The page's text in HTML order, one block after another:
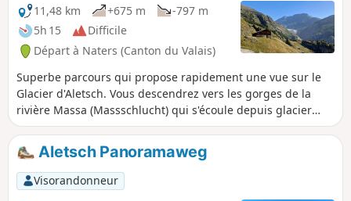
11,48 km
+675 m
-797 m
5h 15
Difficile
Départ à Naters (Canton du Valais)
Superbe parcours qui propose rapidement une vue sur le
Glacier d'Aletsch. Vous descendrez vers les gorges de la
rivière Massa (Massschlucht) qui s'écoule depuis glacier
d'Aletsch. Pour passer sur l'autre rive du canyon, vous
emprunterez le pont suspendu de Massa, de 124 m de long
situé à plus de 80 m de hauteur. Après l'agréable Col de
Riederfurka vous descendrez vers un reposant village sans
voiture, Riederalp.
Aletsch Panoramaweg
Visorandonneur